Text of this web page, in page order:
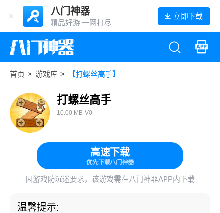
八门神器
精品好游 一网打尽
立即下载
首页 > 游戏库 > 【打螺丝高手】
打螺丝高手
10.00 MB V0
高速下载
优先下载八门神器
因游戏防沉迷要求，该游戏需在八门神器APP内下载
温馨提示: